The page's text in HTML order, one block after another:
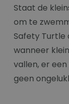
Staat de
om te
Safety Turtle
wanneer
vallen, er
geen